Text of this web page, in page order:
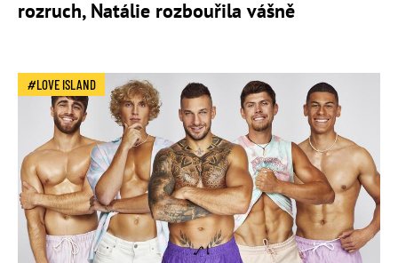
rozruch, Natálie rozbouřila vášně
LOVE ISLAND